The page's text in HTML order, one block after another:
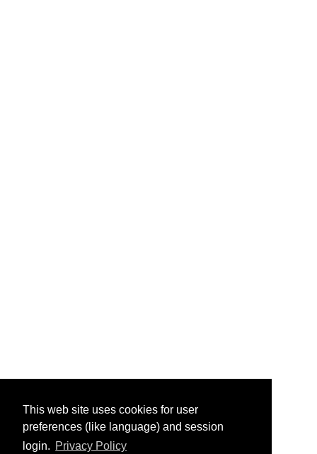
This web site uses cookies for user
preferences (like language) and session
login. Privacy Policy